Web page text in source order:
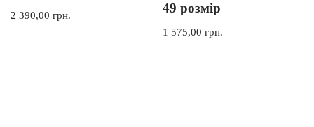
2 390,00 грн.
49 розмір
1 575,00грн.